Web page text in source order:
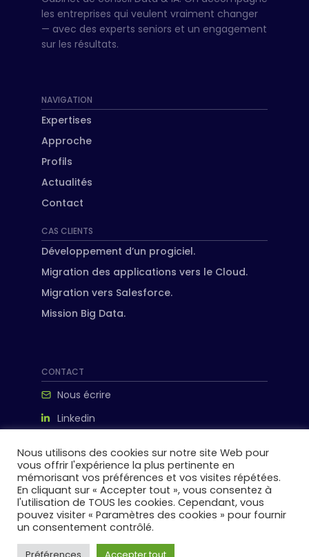
les entreprises qui veulent vraiment changer
— avec des experts seniors et un engagement
sur les résultats.
NAVIGATION
Expertises
Approche
Profils
Actualités
Contact
CAS CLIENTS
Développement d’un progiciel.
Migration des applications vers le Cloud.
Migration vers Salesforce.
Mission Big Data.
CONTACT
Nous écrire
Linkedin
198 avenue de France, 75013 paris
© 2026 IPANEMA Consulting. Tous droits réservés.
Nous utilisons des cookies sur notre site Web pour
vous offrir l'expérience la plus pertinente en
mémorisant vos préférences et vos visites répétées.
En cliquant sur « Accepter tout », vous consentez à
l'utilisation de TOUS les cookies. Cependant, vous
pouvez visiter « Paramètres des cookies » pour fournir
un consentement contrôlé.